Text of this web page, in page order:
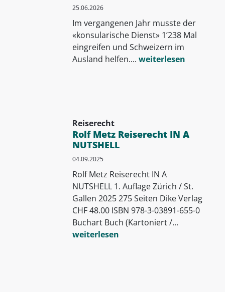
25.06.2026
Im vergangenen Jahr musste der
«konsularische Dienst» 1’238 Mal
eingreifen und Schweizern im
Ausland helfen.... weiterlesen
Reiserecht
Rolf Metz Reiserecht IN A
NUTSHELL
04.09.2025
Rolf Metz Reiserecht IN A
NUTSHELL 1. Auflage Zürich / St.
Gallen 2025 275 Seiten Dike Verlag
CHF 48.00 ISBN 978-3-03891-655-0
Buchart Buch (Kartoniert /...
weiterlesen